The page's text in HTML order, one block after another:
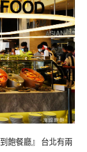
飽餐廳』 台北有兩